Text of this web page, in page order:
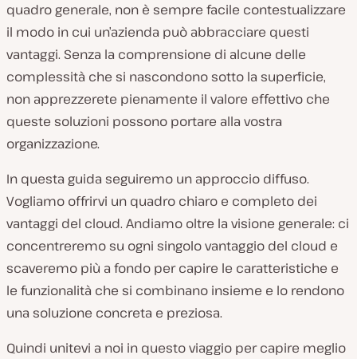
quadro generale, non è sempre facile contestualizzare
il modo in cui un’azienda può abbracciare questi
vantaggi. Senza la comprensione di alcune delle
complessità che si nascondono sotto la superficie,
non apprezzerete pienamente il valore effettivo che
queste soluzioni possono portare alla vostra
organizzazione.
In questa guida seguiremo un approccio diffuso.
Vogliamo offrirvi un quadro chiaro e completo dei
vantaggi del cloud. Andiamo oltre la visione generale: ci
concentreremo su ogni singolo vantaggio del cloud e
scaveremo più a fondo per capire le caratteristiche e
le funzionalità che si combinano insieme e lo rendono
una soluzione concreta e preziosa.
Quindi unitevi a noi in questo viaggio per capire meglio